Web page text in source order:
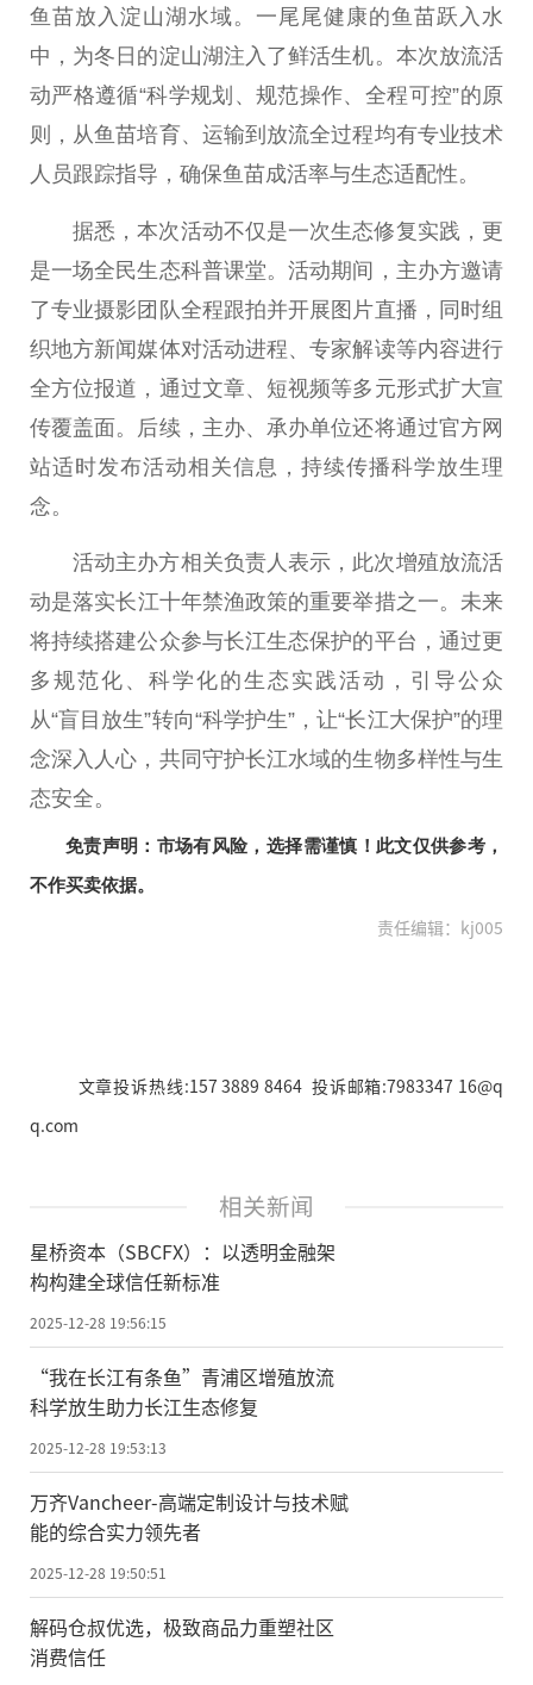
鱼苗放入淀山湖水域。一尾尾健康的鱼苗跃入水
中，为冬日的淀山湖注入了鲜活生机。本次放流活
动严格遵循“科学规划、规范操作、全程可控”的原
则，从鱼苗培育、运输到放流全过程均有专业技术
人员跟踪指导，确保鱼苗成活率与生态适配性。
据悉，本次活动不仅是一次生态修复实践，更
是一场全民生态科普课堂。活动期间，主办方邀请
了专业摄影团队全程跟拍并开展图片直播，同时组
织地方新闻媒体对活动进程、专家解读等内容进行
全方位报道，通过文章、短视频等多元形式扩大宣
传覆盖面。后续，主办、承办单位还将通过官方网
站适时发布活动相关信息，持续传播科学放生理
念。
活动主办方相关负责人表示，此次增殖放流活
动是落实长江十年禁渔政策的重要举措之一。未来
将持续搭建公众参与长江生态保护的平台 ，通过更
多规范化、科学化的生态实践活动，引导公众
从“盲目放生”转向“科学护生”，让“长江大保护”的理
念深入人心，共同守护长江水域的生物多样性与生
态安全。
免责声明：市场有风险，选择需谨慎！此文仅供参考，
不作买卖依据。
责任编辑：kj005
文章投诉热线:157 3889 8464 投诉邮箱:7983347 16@q
q.com
相关新闻
星桥资本（SBCFX）：以透明金融架
构构建全球信任新标准
2025-12-28 19:56:15
“我在长江有条鱼”青浦区增殖放流
科学放生助力长江生态修复
2025-12-28 19:53:13
万齐Vancheer-高端定制设计与技术赋
能的综合实力领先者
2025-12-28 19:50:51
解码仓叔优选，极致商品力重塑社区
消费信任